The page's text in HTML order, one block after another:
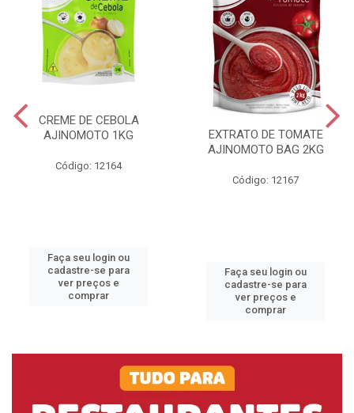
CREME DE CEBOLA
AJINOMOTO 1KG
Código: 12164
Faça seu login ou
cadastre-se para
ver preços e
comprar
EXTRATO DE TOMATE
AJINOMOTO BAG 2KG
Código: 12167
Faça seu login ou
cadastre-se para
ver preços e
comprar